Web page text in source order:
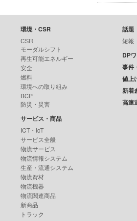
環境・CSR
CSR
モーダルシフト
再生可能エネルギー
安全
燃料
環境への取り組み
BCP
防災・災害
サービス・商品
ICT・IoT
サービス全般
物流サービス
物流情報システム
生産・流通システム
物流資材
物流機器
物流関連商品
新商品
トラック
話題
短報
DP
事件
値上
新着
高速